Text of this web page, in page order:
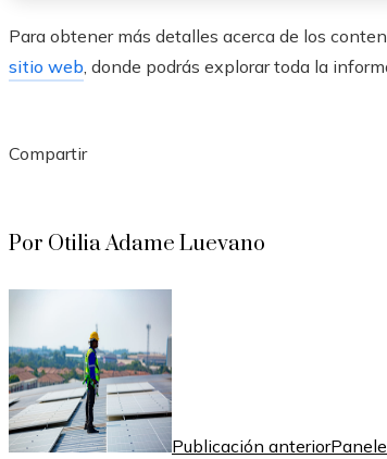
Para obtener más detalles acerca de los
sitio web , donde podrás explorar toda la
Compartir
Por Otilia Adame Luevano
Publicación anterior